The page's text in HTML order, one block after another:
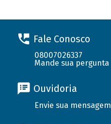
Fale Conosco
08007026337
Mande sua pergunta
Ouvidoria
Envie sua mensagem